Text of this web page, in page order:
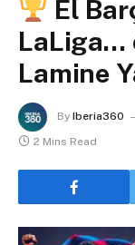
El
LaLiga…
Lamine
By Iberia360
2 Mins Read